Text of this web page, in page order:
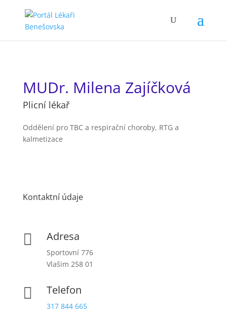
MUDr. Milena Zajíčková
Plicní lékař
Oddělení pro TBC a respirační choroby, RTG a
kalmetizace
Kontaktní údaje
 Adresa
Sportovní 776
Vlašim 258 01
 Telefon
317 844 665